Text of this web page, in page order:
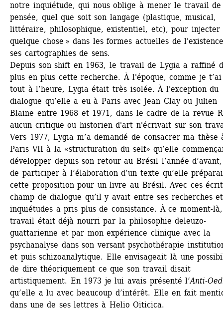
notre inquiétude, qui nous oblige à mener le travail
pensée, quel que soit son langage (plastique, musical,
littéraire, philosophique, existentiel, etc), pour
quelque chose » dans les formes actuelles de
ses cartographies de sens.
Depuis son shift en 1963, le travail de Lygia a raffiné
plus en plus cette recherche. À l'époque, comme je
tout à l’heure, Lygia était très isolée. À l'exception du
dialogue qu’elle a eu à Paris avec Jean Clay ou Julien
Blaine entre 1968 et 1971, dans le cadre de la revue
aucun critique ou historien d'art n'écrivait sur son
Vers 1977, Lygia m’a demandé de consacrer ma thèse
Paris VII à la «structuration du self» qu’elle
développer depuis son retour au Brésil l’année
de participer à l’élaboration d’un texte qu’elle
cette proposition pour un livre au Brésil. Avec ces
champ de dialogue qu’il y avait entre ses recherches
inquiétudes a pris plus de consistance. À ce moment-
travail était déjà nourri par la philosophie deleuzo-
guattarienne et par mon expérience clinique avec la
psychanalyse dans son versant psychothérapie
et puis schizoanalytique. Elle envisageait là une
de dire théoriquement ce que son travail disait
artistiquement. En 1973 je lui avais présenté l’Anti-
qu’elle a lu avec beaucoup d’intérêt. Elle en fait
dans une de ses lettres à Helio Oiticica.